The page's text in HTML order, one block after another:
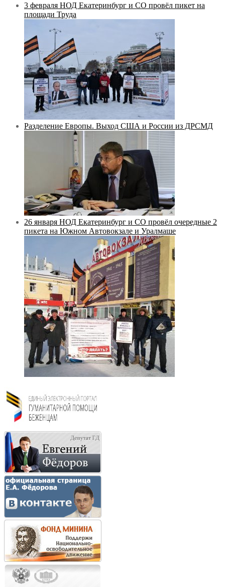
3 февраля НОД Екатеринбург и СО провёл пикет на
площади Труда
Разделение Европы. Выход США и России из ДРСМД
26 января НОД Екатеринбург и СО провёл очередные 2
пикета на Южном Автовокзале и Уралмаше